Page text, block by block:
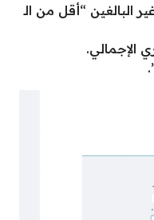
البالغين “أقل من الـ
الإجمالي.